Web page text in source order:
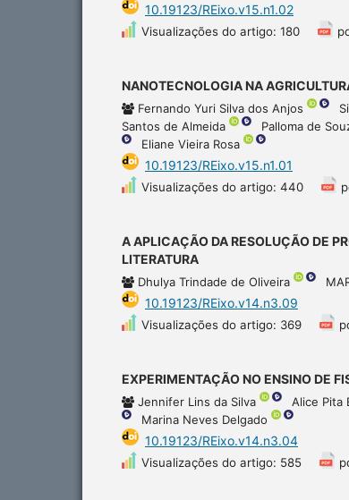
10.19123/REixo.v15.n1.02
Visualizações do artigo: 180
NANOTECNOLOGIA NA
Fernando Yuri Silva dos Anjos
Santos de Almeida
Palloma de
Eliane Vieira Rosa
10.19123/REixo.v15.n1.01
Visualizações do artigo: 440
A APLICAÇÃO DA RESOLUÇÃO DE
LITERATURA
Dhulya Trindade de Oliveira
10.19123/REixo.v14.n3.09
Visualizações do artigo: 369
EXPERIMENTAÇÃO NO ENSINO DE
Jennifer Lins da Silva Alice Pita
Marina Neves Delgado
10.19123/REixo.v14.n3.04
Visualizações do artigo: 585